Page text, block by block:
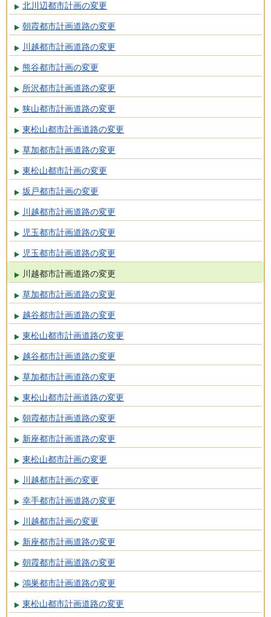
北川辺都市計画の変更
朝霞都市計画道路の変更
川越都市計画道路の変更
熊谷都市計画の変更
所沢都市計画道路の変更
狭山都市計画道路の変更
東松山都市計画道路の変更
草加都市計画道路の変更
東松山都市計画の変更
坂戸都市計画の変更
川越都市計画道路の変更
児玉都市計画道路の変更
児玉都市計画道路の変更
川越都市計画道路の変更
草加都市計画道路の変更
越谷都市計画道路の変更
東松山都市計画道路の変更
越谷都市計画道路の変更
草加都市計画道路の変更
東松山都市計画道路の変更
朝霞都市計画道路の変更
新座都市計画道路の変更
東松山都市計画の変更
川越都市計画の変更
幸手都市計画道路の変更
川越都市計画の変更
新座都市計画道路の変更
朝霞都市計画道路の変更
鴻巣都市計画道路の変更
東松山都市計画道路の変更